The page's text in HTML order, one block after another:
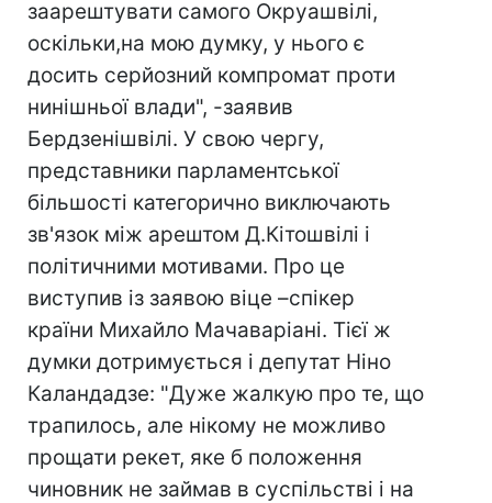
заарештувати самого Окруашвілі,
оскільки,на мою думку, у нього є
досить серйозний компромат проти
нинішньої влади", -заявив
Бердзенішвілі. У свою чергу,
представники парламентської
більшості категорично виключають
зв'язок між арештом Д.Кiтошвілі і
політичними мотивами. Про це
виступив із заявою віце –спікер
країни Михайло Мачаваріані. Тієї ж
думки дотримується і депутат Ніно
Каландадзе: "Дуже жалкую про те, що
трапилось, але нікому не можливо
прощати рекет, яке б положення
чиновник не займав в суспільстві і на